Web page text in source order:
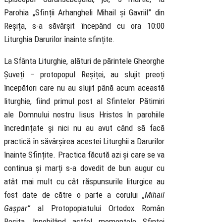
Parohia „Sfinții Arhangheli Mihail și Gavriil” din
Reșița, s-a săvârșit începând cu ora 10:00
Liturghia Darurilor înainte sfințite.
La Sfânta Liturghie, alături de părintele Gheorghe
Șuveți – protopopul Reșiței, au slujit preoți
începători care nu au slujit până acum această
liturghie, fiind primul post al Sfintelor Pătimiri
ale Domnului nostru Iisus Hristos în parohiile
încredințate și nici nu au avut când să facă
practică în săvârșirea acestei Liturghii a Darurilor
înainte Sfințite. Practica făcută azi și care se va
continua și marți s-a dovedit de bun augur cu
atât mai mult cu cât răspunsurile liturgice au
fost date de către o parte a corului „Mihail
Gașpar”al Protopopiatului Ortodox Român